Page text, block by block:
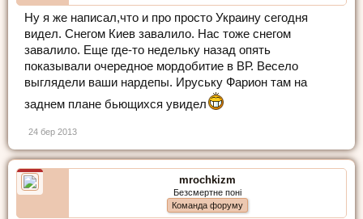
Ну я же написал,что и про просто Украину сегодня
видел. Снегом Киев завалило. Нас тоже снегом
завалило. Еще где-то недельку назад опять
показывали очередное мордобитие в ВР. Весело
выглядели ваши нардепы. Ируську Фарион там на
заднем плане бьющихся увидел
24 бер 2013
mrochkizm
Безсмертне поні
Команда форуму